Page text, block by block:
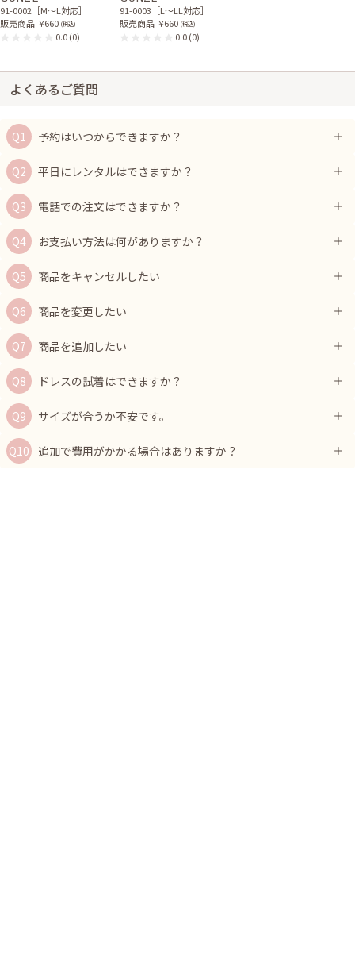
91-0002［M〜L対応］
販売商品 ￥660 (税込)
0.0(0)
91-0003［L〜LL対応］
販売商品 ￥660 (税込)
0.0(0)
よくあるご質問
予約はいつからできますか？
平日にレンタルはできますか？
電話での注文はできますか？
お支払い方法は何がありますか？
商品をキャンセルしたい
商品を変更したい
商品を追加したい
ドレスの試着はできますか？
サイズが合うか不安です。
追加で費用がかかる場合はありますか？